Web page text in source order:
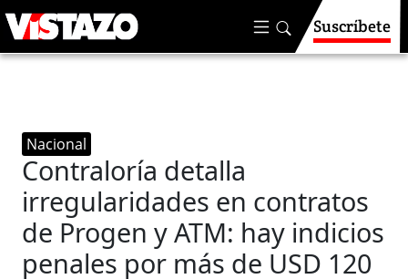
Suscríbete
Nacional
Contraloría detalla
irregularidades en contratos
de Progen y ATM: hay indicios
penales por más de USD 120